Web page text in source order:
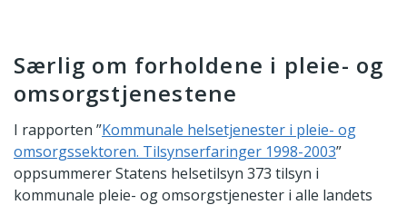
Særlig om forholdene i pleie- og
omsorgstjenestene
I rapporten ”Kommunale helsetjenester i pleie- og
omsorgssektoren. Tilsynserfaringer 1998-2003”
oppsummerer Statens helsetilsyn 373 tilsyn i
kommunale pleie- og omsorgstjenester i alle landets